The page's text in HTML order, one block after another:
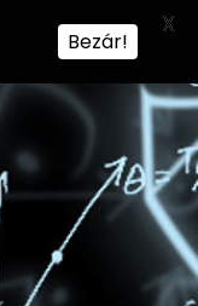
Bezár!
X